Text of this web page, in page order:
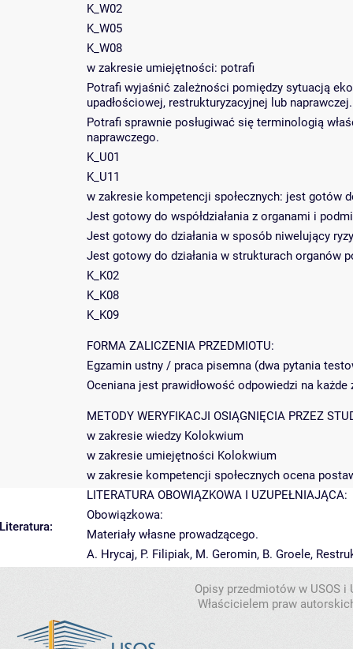
K_W02
K_W05
K_W08
w zakresie umiejętności: potrafi
Potrafi wyjaśnić zależności pomiędzy sytuacją
upadłościowej, restrukturyzacyjnej lub naprawczej.
Potrafi sprawnie posługiwać się terminologią
naprawczego.
K_U01
K_U11
w zakresie kompetencji społecznych: jest gotów
Jest gotowy do współdziałania z organami i
Jest gotowy do działania w sposób niwelujący
Jest gotowy do działania w strukturach organów
K_K02
K_K08
K_K09
FORMA ZALICZENIA PRZEDMIOTU:
Egzamin ustny / praca pisemna (dwa pytania
Oceniana jest prawidłowość odpowiedzi na każde
METODY WERYFIKACJI OSIĄGNIĘCIA PRZEZ
w zakresie wiedzy Kolokwium
w zakresie umiejętności Kolokwium
w zakresie kompetencji społecznych ocena
Literatura:
LITERATURA OBOWIĄZKOWA I UZUPEŁNIAJĄCA:
Obowiązkowa:
Materiały własne prowadzącego.
A. Hrycaj, P. Filipiak, M. Geromin, B. Groele,
Opisy przedmiotów w USOS
Właścicielem praw